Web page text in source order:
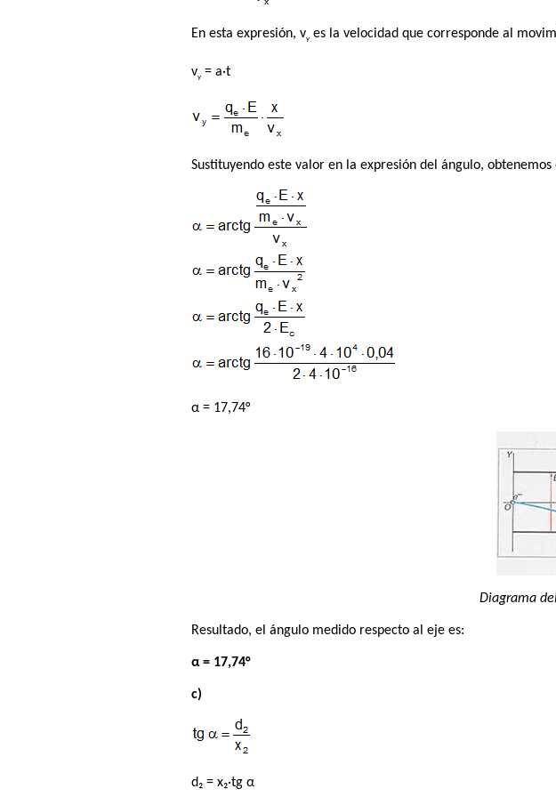
En esta expresión, vy es la velocidad que corresponde al
vy = a·t
Sustituyendo este valor en la expresión del ángulo,
α = 17,74°
Diagrama
Resultado, el ángulo medido respecto al eje es:
α = 17,74°
c)
d₂ = x₂·tg α